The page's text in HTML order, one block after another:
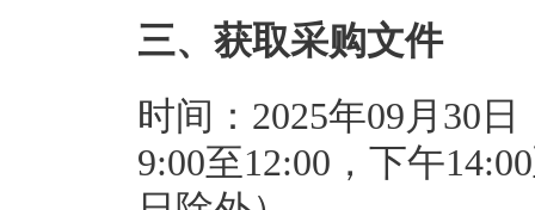
三、获取采购文件
时间：2025年09月30
9:00至12:00，下午